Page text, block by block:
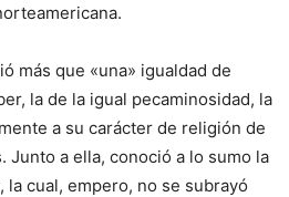
más que «una» igualdad de
la de la igual pecaminosidad, la
a su carácter de religión de
Junto a ella, conoció a lo sumo la
cual, empero, no se subrayó